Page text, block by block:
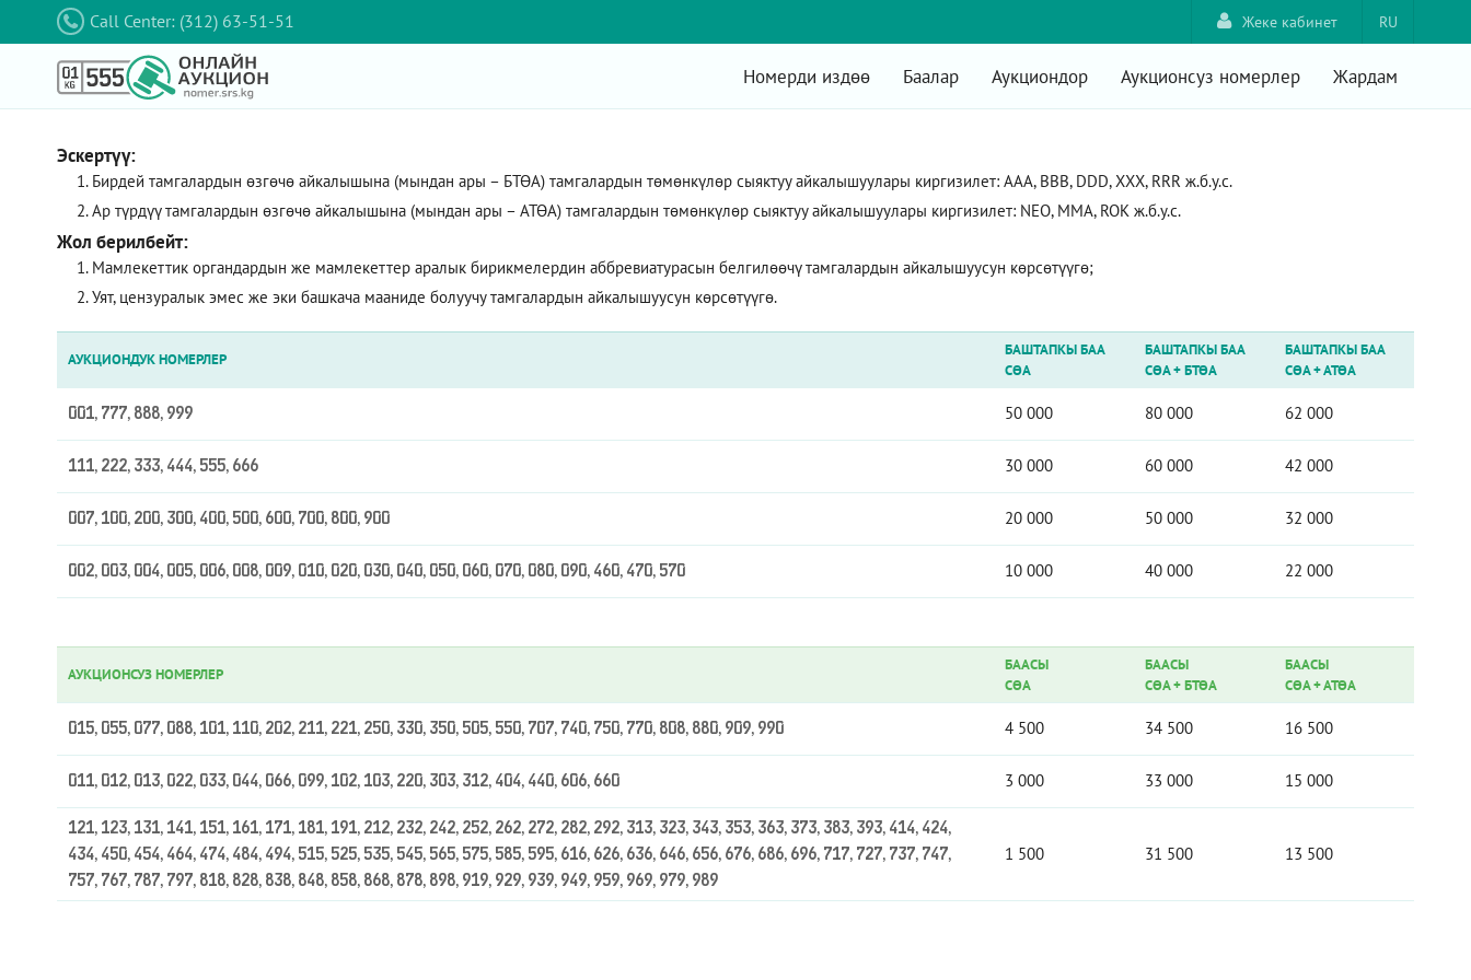
Call Center: (312) 63-51-51 RU
Жеке кабинет
Номерди издөө Баалар Аукциондор Аукционсуз номерлер Жардам
Эскертүү:
Бирдей тамгалардын өзгөчө айкалышына (мындан ары – БТӨА) тамгалардын төмөнкүлөр сыяктуу айкалышуулары киргизилет: AAA, ВВВ, DDD, XXX, RRR ж.б.у.с.
Ар түрдүү тамгалардын өзгөчө айкалышына (мындан ары – АТӨА) тамгалардын төмөнкүлөр сыяктуу айкалышуулары киргизилет: NEO, ММА, ROK ж.б.у.с.
Жол берилбейт:
Мамлекеттик органдардын же мамлекеттер аралык бирикмелердин аббревиатурасын белгилөөчү тамгалардын айкалышуусун көрсөтүүгө;
Уят, цензуралык эмес же эки башкача мааниде болуучу тамгалардын айкалышуусун көрсөтүүгө.
АУКЦИОНДУК НОМЕРЛЕР
БАШТАПКЫ БАА
СӨА
БАШТАПКЫ БАА
СӨА+БТӨА
БАШТАПКЫ БАА
СӨА+АТӨА
001, 777, 888, 999 50 000 80 000 62 000
111, 222, 333, 444, 555, 666 30 000 60 000 42 000
007, 100, 200, 300, 400, 500, 600, 700, 800, 900 20 000 50 000 32 000
002, 003, 004, 005, 006, 008, 009, 010, 020, 030, 040, 050, 060, 070, 080, 090, 460, 470, 570 10 000 40 000 22 000
АУКЦИОНСУЗ НОМЕРЛЕР
БААСЫ
СӨА
БААСЫ
СӨА+БТӨА
БААСЫ
СӨА+АТӨА
015, 055, 077, 088, 101, 110, 202, 211, 221, 250, 330, 350, 505, 550, 707, 740, 750, 770, 808, 880, 909, 990 4 500 34 500 16 500
011, 012, 013, 022, 033, 044, 066, 099, 102, 103, 220, 303, 312, 404, 440, 606, 660 3 000 33 000 15 000
121, 123, 131, 141, 151, 161, 171, 181, 191, 212, 232, 242, 252, 262, 272, 282, 292, 313, 323, 343, 353, 363, 373, 383, 393, 414, 424,
434, 450, 454, 464, 474, 484, 494, 515, 525, 535, 545, 565, 575, 585, 595, 616, 626, 636, 646, 656, 676, 686, 696, 717, 727, 737, 747,
757, 767, 787, 797, 818, 828, 838, 848, 858, 868, 878, 898, 919, 929, 939, 949, 959, 969, 979, 989
1 500 31 500 13 500